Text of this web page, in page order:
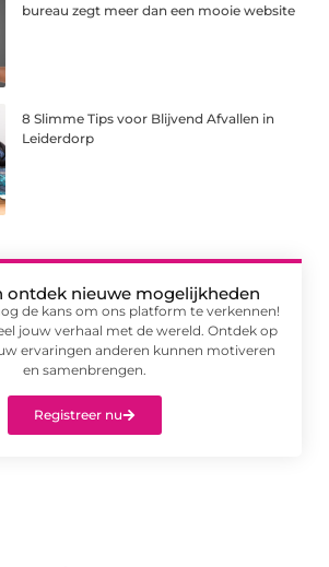
bureau zegt meer dan een mooie website
8 Slimme Tips voor Blijvend Afvallen in
Leiderdorp
ontdek nieuwe mogelijkheden
de kans om ons platform te verkennen!
jouw verhaal met de wereld. Ontdek op
ervaringen anderen kunnen motiveren
en samenbrengen.
Registreer nu